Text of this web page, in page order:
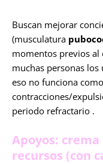
Buscan mejorar
(musculatura
momentos previos al
muchas personas los
eso no funciona
contracciones/
periodo refractario .
Apoyos:
recursos (con